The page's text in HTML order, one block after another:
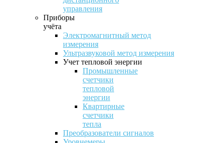
управления
Приборы
учёта
Электромагнитный метод
измерения
Ультразвуковой метод измерения
Учет тепловой энергии
Промышленные
счетчики
тепловой
энергии
Квартирные
счетчики
тепла
Преобразователи сигналов